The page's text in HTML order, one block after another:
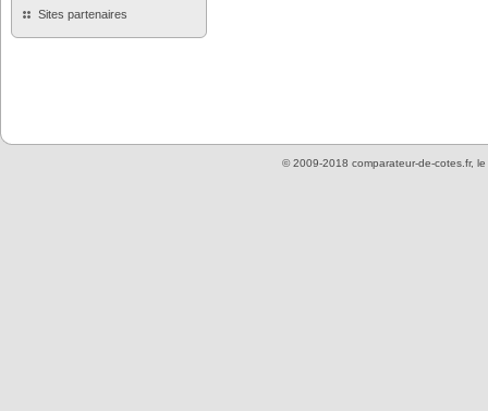
Sites partenaires
© 2009-2018 comparateur-de-cotes.fr, le